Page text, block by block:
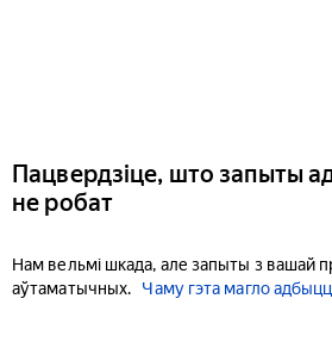
Пацвердзіце, што запыты
не робат
Нам вельмі шкада, але запыты з вашай
аўтаматычных.
Чаму гэта магло